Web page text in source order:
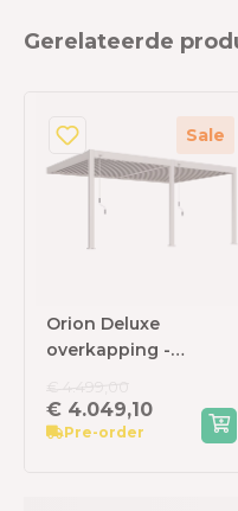
Gerelateerde
Sale
Orion Deluxe
overkapping -
360x530 cm -
Kiezelgrijs
€ 4.049,10
Pre-order